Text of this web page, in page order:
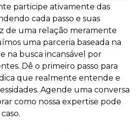
participe ativamente das
cada passo e suas
de uma relação meramente
uma parceria baseada na
na busca incansável por
Dê o primeiro passo para
que realmente entende e
Agende uma conversa
como nossa expertise pode